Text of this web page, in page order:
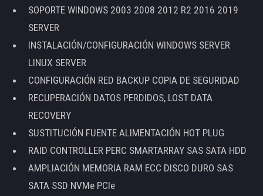
SOPORTE WINDOWS 2003 2008 2012 R2 2016 2019
SERVER
INSTALACIÓN/CONFIGURACIÓN WINDOWS SERVER
LINUX SERVER
CONFIGURACIÓN RED BACKUP COPIA DE SEGURIDAD
RECUPERACIÓN DATOS PERDIDOS, LOST DATA
RECOVERY
SUSTITUCIÓN FUENTE ALIMENTACIÓN HOT PLUG
RAID CONTROLLER PERC SMARTARRAY SAS SATA HDD
AMPLIACIÓN MEMORIA RAM ECC DISCO DURO SAS
SATA SSD NVMe PCIe